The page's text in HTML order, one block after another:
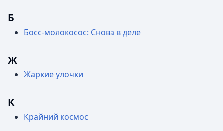
Б
Босс-молокосос: Снова в деле
Ж
Жаркие улочки
К
Крайний космос